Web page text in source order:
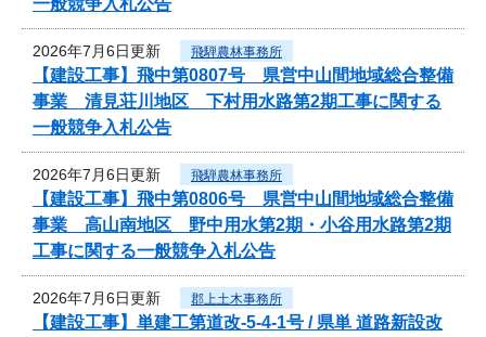
2026年7月6日更新 飛騨農林事務所
【建設工事】飛中第0807号 県営中山間地域総合整備
事業 清見荘川地区 下村用水路第2期工事に関する
一般競争入札公告
2026年7月6日更新 飛騨農林事務所
【建設工事】飛中第0806号 県営中山間地域総合整備
事業 高山南地区 野中用水第2期・小谷用水路第2期
工事に関する一般競争入札公告
2026年7月6日更新 郡上土木事務所
【建設工事】単建工第道改-5-4-1号 / 県単 道路新設改